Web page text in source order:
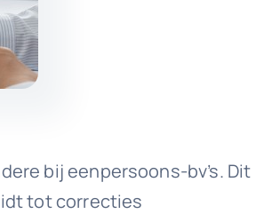
bij eenpersoons-bv’s. Dit
tot correcties